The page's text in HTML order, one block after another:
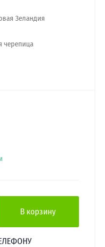
Зеландия
черепица
В корзину